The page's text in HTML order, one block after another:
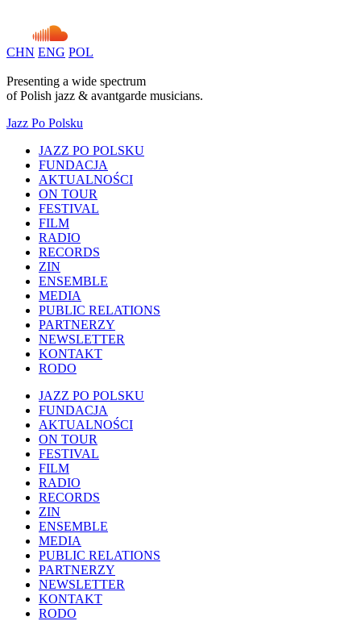
CHN ENG POL
Presenting a wide spectrum
ofPolish jazz & avantgarde musicians.
Jazz Po Polsku
JAZZ PO POLSKU
FUNDACJA
AKTUALNOŚCI
ON TOUR
FESTIVAL
FILM
RADIO
RECORDS
ZIN
ENSEMBLE
MEDIA
PUBLIC RELATIONS
PARTNERZY
NEWSLETTER
KONTAKT
RODO
JAZZ PO POLSKU
FUNDACJA
AKTUALNOŚCI
ON TOUR
FESTIVAL
FILM
RADIO
RECORDS
ZIN
ENSEMBLE
MEDIA
PUBLIC RELATIONS
PARTNERZY
NEWSLETTER
KONTAKT
RODO